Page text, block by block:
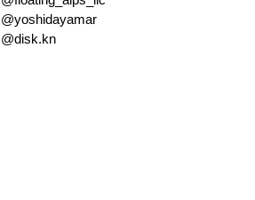
@yoshidayamar
@disk.kn